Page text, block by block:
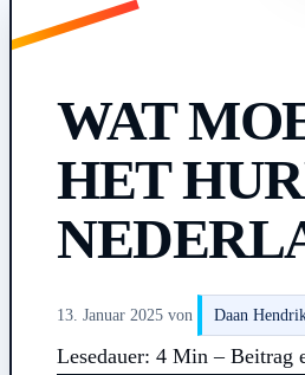
WAT
HET
13. Januar 2025 von Daan
Lesedauer: 4 Min – Beitrag